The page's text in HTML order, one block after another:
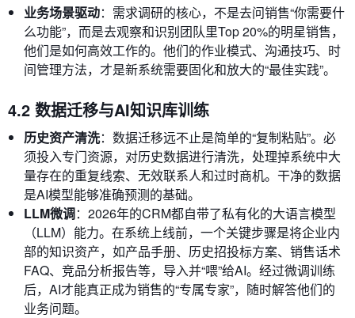
业务场景驱动：需求调研的核心，不是去问销售“你需要什
么功能”，而是去观察和识别团队里Top 20%的明星销售，
他们是如何高效工作的。他们的作业模式、沟通技巧、时
间管理方法，才是新系统需要固化和放大的“最佳实践”。
4.2 数据迁移与AI知识库训练
历史资产清洗：数据迁移远不止是简单的“复制粘贴”。必
须投入专门资源，对历史数据进行清洗，处理掉系统中大
量存在的重复线索、无效联系人和过时商机。干净的数据
是AI模型能够准确预测的基础。
LLM微调：2026年的CRM都自带了私有化的大语言模型
（LLM）能力。在系统上线前，一个关键步骤是将企业内
部的知识资产，如产品手册、历史招投标方案、销售话术
FAQ、竞品分析报告等，导入并“喂”给AI。经过微调训练
后，AI才能真正成为销售的“专属专家”，随时解答他们的
业务问题。